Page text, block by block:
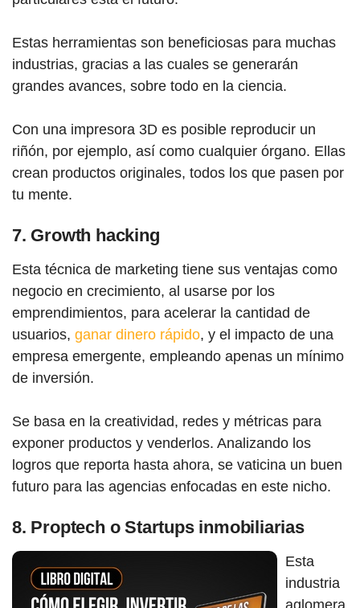
Estas herramientas son beneficiosas para muchas
industrias, gracias a las cuales se generarán
grandes avances, sobre todo en la ciencia.
Con una impresora 3D es posible reproducir un
riñón, por ejemplo, así como cualquier órgano. Ellas
crean productos originales, todos los que pasen por
tu mente.
7. Growth hacking
Esta técnica de marketing tiene sus ventajas como
negocio en crecimiento, al usarse por los
emprendimientos, para acelerar la cantidad de
usuarios, ganar dinero rápido, y el impacto de una
empresa emergente, empleando apenas un mínimo
de inversión.
Se basa en la creatividad, redes y métricas para
exponer productos y venderlos. Analizando los
logros que reporta hasta ahora, se vaticina un buen
futuro para las agencias enfocadas en este nicho.
8. Proptech o Startups inmobiliarias
Esta
industria
aglomera